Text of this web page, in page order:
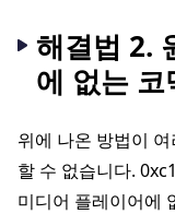
해결법 2.
에 없는 코
위에 나온 방법이
할 수 없습니다.
미디어 플레이어에